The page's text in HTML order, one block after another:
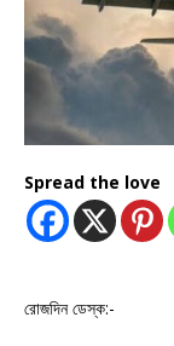
Spread the love
রোজদিন ডেস্ক:-